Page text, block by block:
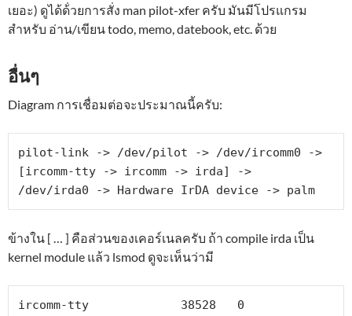
เยอะ) ดูได้ด้่วยการสั่ง man pilot-xfer ครับ มันมีโปรแกรม
สำหรับ อ่าน/เขียน todo, memo, datebook, etc. ด้วย
อื่นๆ
Diagram การเชื่อมต่อจะประมาณนี้ครับ:
pilot-link -> /dev/pilot -> /dev/ircomm0 ->
[ircomm-tty -> ircomm -> irda] ->
/dev/irda0 -> Hardware IrDA device -> palm
ข้างใน [ … ] คือส่วนของเคอร์เนลครับ ถ้า compile irda เป็น
kernel module แล้ว lsmod ดูจะเห็นว่ามี
ircomm-tty             38528   0